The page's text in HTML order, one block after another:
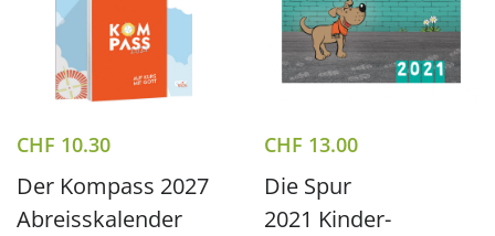
CHF 10.30
Der Kompass 2027
Abreisskalender
CHF 13.00
Die Spur
2021 Kinder-